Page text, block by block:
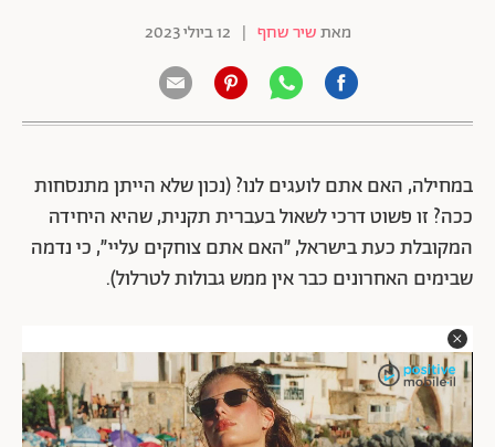
מאתשיר שחף | 12 ביולי 2023
במחילה, האם אתם לועגים לנו? (נכון שלא הייתן מתנסחות
ככה? זו פשוט דרכי לשאול בעברית תקנית, שהיא היחידה
המקובלת כעת בישראל, ״האם אתם צוחקים עליי״, כי נדמה
שבימים האחרונים כבר אין ממש גבולות לטרלול).